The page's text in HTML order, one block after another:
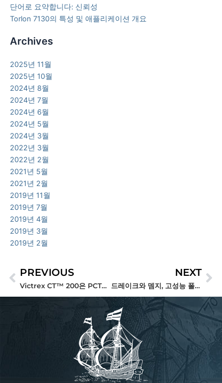
단어로 요약합니다: 신뢰성
Torlon 7130의 특성 및 애플리케이션 개요
Archives
2025년 11월
2025년 10월
2024년 8월
2024년 7월
2024년 6월
2024년 5월
2024년 3월
2022년 3월
2022년 2월
2021년 5월
2021년 2월
2019년 11월
2019년 7월
2019년 4월
2019년 3월
2019년 2월
Prev
PREVIOUS
Victrex CT™ 200은 PCTFE의 탁월한 대안입니다.
NEXT
드레이크와 뎀지, 고성능 폴리머 솔루션 분야에서 대서양 횡단 동맹을 맺다